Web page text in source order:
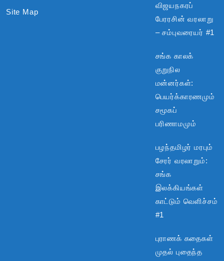
Site Map
விஜயநகரப்
பேரரசின் வரலாறு
– சம்புவரையர் #1
சங்க காலக்
குறுநில
மன்னர்கள்:
பெயர்க்காரணமும்
சமூகப்
பரிணாமமும்
பழந்தமிழர் மரபும்
சேரர் வரலாறும்:
சங்க
இலக்கியங்கள்
காட்டும் வெளிச்சம்
#1
புராணக் கதைகள்
முதல் புதைந்த